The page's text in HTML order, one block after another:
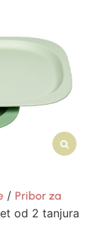
/ Pribor za
od 2 tanjura